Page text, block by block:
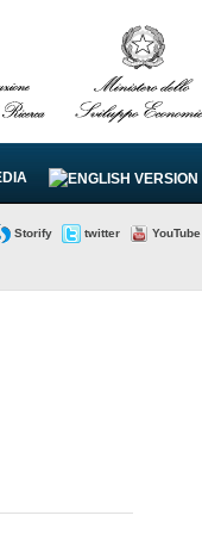
Storify twitter YouTube